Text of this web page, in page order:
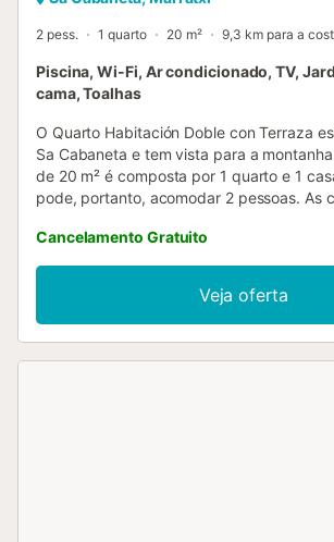
2 pess. 1 quarto 20 m² 9,3 km para a
Piscina, Wi-Fi, Ar condicionado, TV,
cama, Toalhas
O Quarto Habitación Doble con Terraza
Sa Cabaneta e tem vista para a
de 20 m² é composta por 1 quarto e 1
pode, portanto, acomodar 2 pessoas. As
dedicado para escritório em casa, uma
como ar condicionado. Também está
Esta propriedade dispõe de um terraço
para relaxamento e diversão. Esta
disponibiliza uma área exterior partilhada
Cancelamento Gratuito
Veja oferta